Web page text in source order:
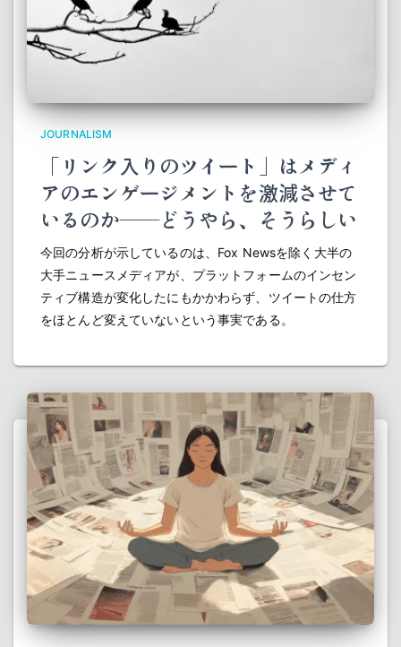
JOURNALISM
「リンク入りのツイート」はメディ
アのエンゲージメントを激減させて
いるのか――どうやら、そうらしい
今回の分析が示しているのは、Fox Newsを除く大半の
大手ニュースメディアが、プラットフォームのインセン
ティブ構造が変化したにもかかわらず、ツイートの仕方
をほとんど変えていないという事実である。